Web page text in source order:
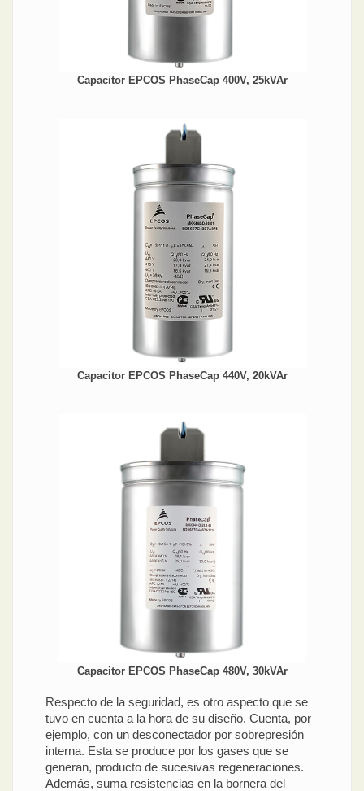
Capacitor EPCOS PhaseCap 400V, 25kVAr
Capacitor EPCOS PhaseCap 440V, 20kVAr
Capacitor EPCOS PhaseCap 480V, 30kVAr
Respecto de la seguridad, es otro aspecto que se
tuvo en cuenta a la hora de su diseño. Cuenta, por
ejemplo, con un desconectador por sobrepresión
interna. Esta se produce por los gases que se
generan, producto de sucesivas regeneraciones.
Además, suma resistencias en la bornera del